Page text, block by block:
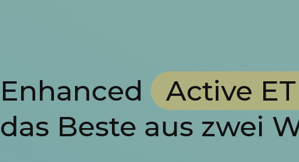
Enhanced Active
das Beste aus zwei